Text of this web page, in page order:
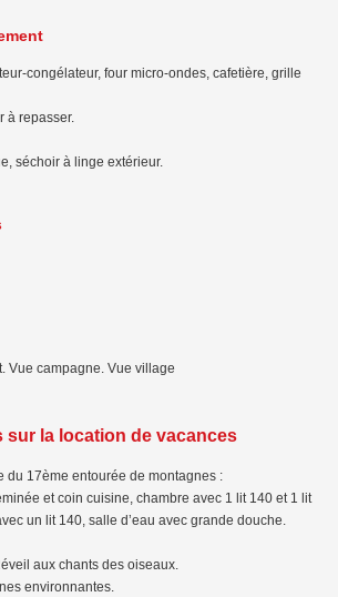
congélateur, four micro-ondes, cafetière, grille
à repasser.
séchoir à linge extérieur.
Vue campagne. Vue village
sur la location de vacances
du 17ème entourée de montagnes :
et coin cuisine, chambre avec 1 lit 140 et 1 lit
un lit 140, salle d’eau avec grande douche.
aux chants des oiseaux.
environnantes.